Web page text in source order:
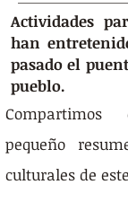
Actividades
han
pasado el
pueblo.
pequeño
culturales de